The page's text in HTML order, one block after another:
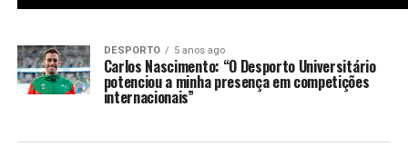
DESPORTO 5 anos ago
Carlos Nascimento: “O Desporto Universitário
potenciou a minha presença em competições
internacionais”